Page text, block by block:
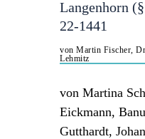
Langenhorn
22-1441
von Martin Fischer,
Lehmitz
von Martina
Eickmann,
Gutthardt,